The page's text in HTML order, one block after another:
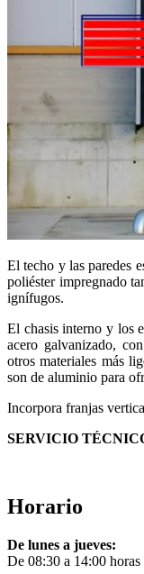
El techo y las paredes
poliéster impregnado
ignífugos.
El chasis interno y los
acero galvanizado,
otros materiales más
son de aluminio para
Incorpora franjas
SERVICIO
Horario
De lunes a jueves:
De 08:30 a 14:00 horas